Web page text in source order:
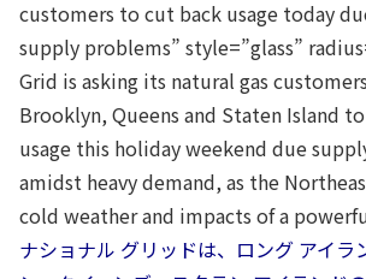
customers to cut back usage today
supply problems” style=”glass”
Grid is asking its natural gas
Brooklyn, Queens and Staten Island
usage this holiday weekend due
amidst heavy demand, as the
cold weather and impacts of a
ナショナル グリッドは、ロング アイラ